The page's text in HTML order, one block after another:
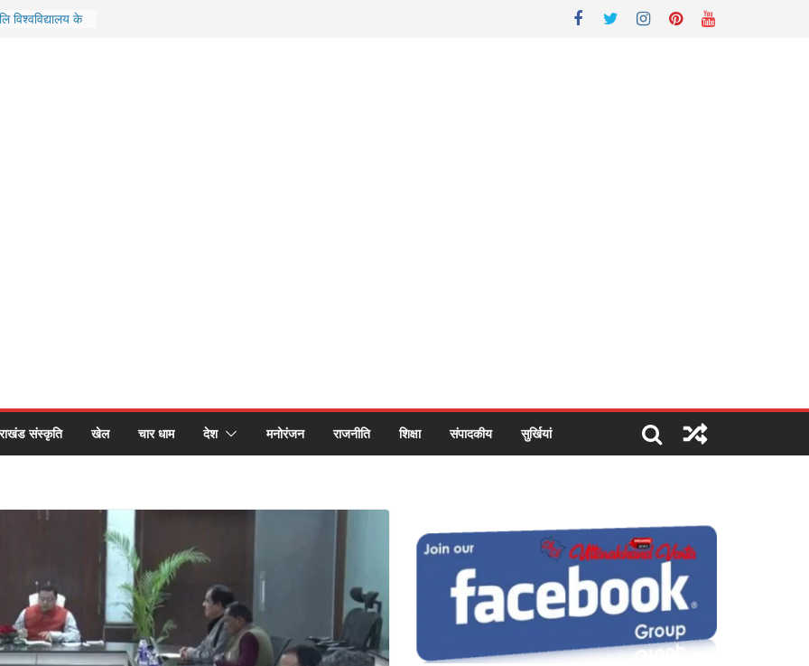
में दोगुना
प्राप्तकर्ताओं
में फुट ओवर
संस्कृति खेल चार धाम देश मनोरंजन राजनीति शिक्षा संपादकीय सुर्खियां